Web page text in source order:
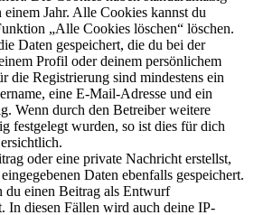
Jahr. Alle Cookies kannst du
„Alle Cookies löschen“ löschen.
Daten gespeichert, die du bei der
Profil oder deinem persönlichem
die Registrierung sind mindestens ein
eine E-Mail-Adresse und ein
Wenn durch den Betreiber weitere
festgelegt wurden, so ist dies für dich
oder eine private Nachricht erstellst,
Daten ebenfalls gespeichert.
du einen Beitrag als Entwurf
In diesen Fällen wird auch deine IP-